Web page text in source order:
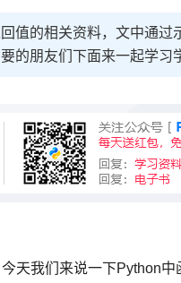
值的相关资料，文中通过
的朋友们下面来一起学习
天我们来说一下Python中